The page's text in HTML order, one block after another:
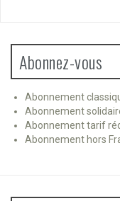
Abonnez-vous
Abonnement
Abonnement
Abonnement tarif
Abonnement hors